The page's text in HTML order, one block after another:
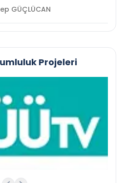
Zeynep GÜÇLÜCAN
Projeleri